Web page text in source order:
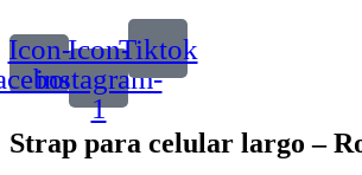
Icon-Icon-
instagram-
1
Tiktok
Strap para celular largo –